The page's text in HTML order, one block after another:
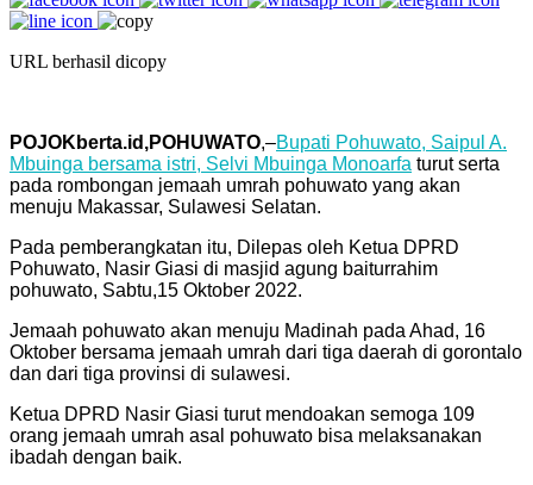
URL berhasil dicopy
POJOKberta.id,POHUWATO,–Bupati Pohuwato, Saipul A.
Mbuinga bersama istri, Selvi Mbuinga Monoarfa turut serta
pada rombongan jemaah umrah pohuwato yang akan
menuju Makassar, Sulawesi Selatan.
Pada pemberangkatan itu, Dilepas oleh Ketua DPRD
Pohuwato, Nasir Giasi di masjid agung baiturrahim
pohuwato, Sabtu,15 Oktober 2022.
Jemaah pohuwato akan menuju Madinah pada Ahad, 16
Oktober bersama jemaah umrah dari tiga daerah di gorontalo
dan dari tiga provinsi di sulawesi.
Ketua DPRD Nasir Giasi turut mendoakan semoga 109
orang jemaah umrah asal pohuwato bisa melaksanakan
ibadah dengan baik.